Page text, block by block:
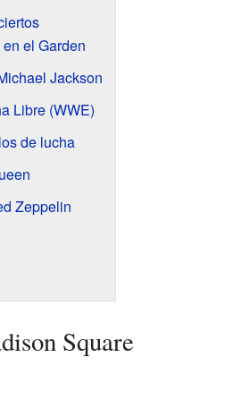
el Garden
Jackson
Libre (WWE)
de lucha
Zeppelin
Square